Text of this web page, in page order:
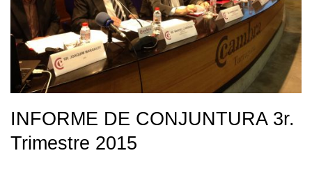
INFORME DE CONJUNTURA 3r.
Trimestre 2015